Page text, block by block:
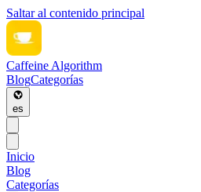
Saltar al contenido principal
Caffeine Algorithm
BlogCategorías
es
Inicio
Blog
Categorías